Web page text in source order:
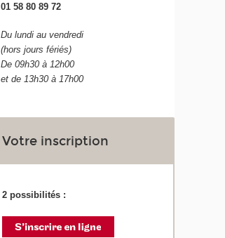
01 58 80 89 72
Du lundi au vendredi
(hors jours fériés)
De 09h30 à 12h00
et de 13h30 à 17h00
Votre inscription
2 possibilités :